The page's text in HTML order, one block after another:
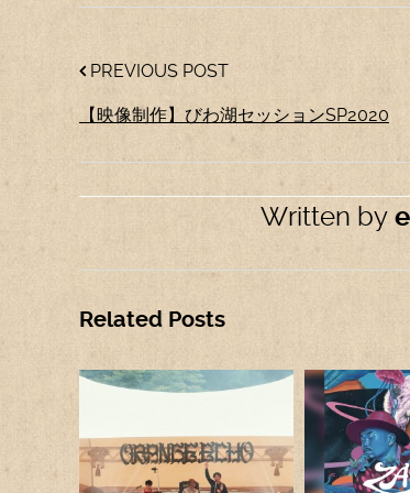
PREVIOUS POST
【映像制作】びわ湖セッションSP2020
Written by
Related Posts